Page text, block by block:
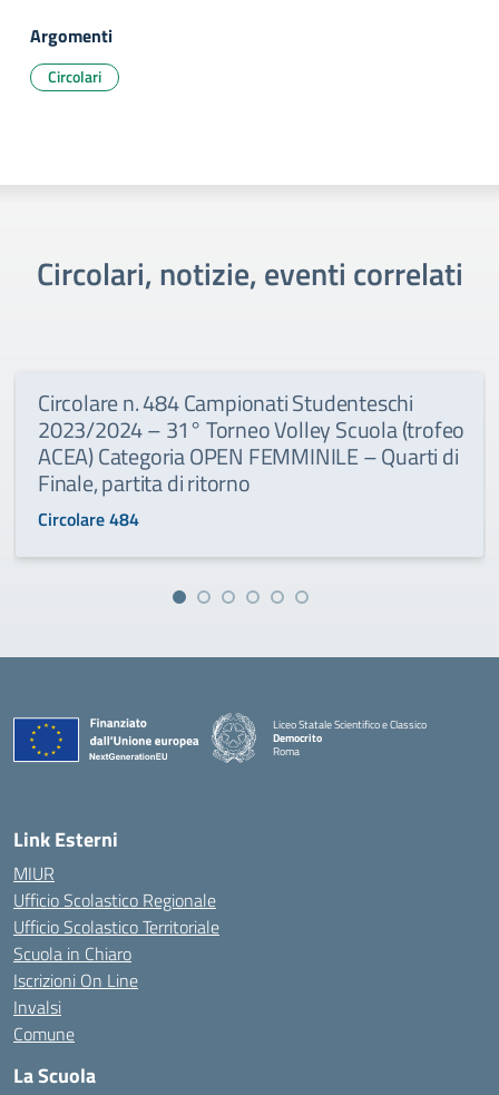
Argomenti
Circolari
Circolari, notizie, eventi correlati
Circolare n. 484 Campionati Studenteschi
2023/2024 – 31° Torneo Volley Scuola (trofeo
ACEA) Categoria OPEN FEMMINILE – Quarti di
Finale, partita di ritorno
Circolare 484
Liceo Statale Scientifico e Classico
Democrito
Roma
Link Esterni
MIUR
Ufficio Scolastico Regionale
Ufficio Scolastico Territoriale
Scuola in Chiaro
Iscrizioni On Line
Invalsi
Comune
La Scuola